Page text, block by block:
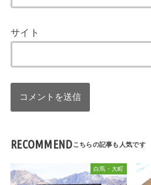
サイト
RECOMMEND
白馬・大町